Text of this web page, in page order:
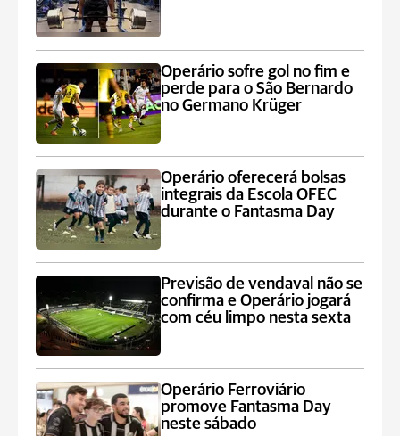
Operário sofre gol no fim e
perde para o São Bernardo
no Germano Krüger
Operário oferecerá bolsas
integrais da Escola OFEC
durante o Fantasma Day
Previsão de vendaval não se
confirma e Operário jogará
com céu limpo nesta sexta
Operário Ferroviário
promove Fantasma Day
neste sábado